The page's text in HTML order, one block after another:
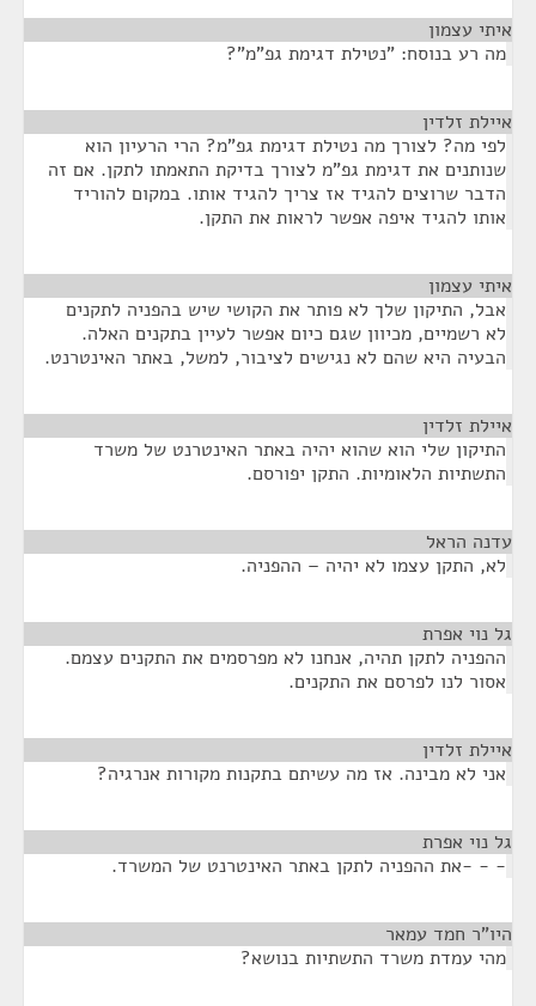
איתי עצמון
מה רע בנוסח: "נטילת דגימת גפ"מ"?
איילת זלדין
לפי מה? לצורך מה נטילת דגימת גפ"מ? הרי הרעיון הוא
שנותנים את דגימת גפ"מ לצורך בדיקת התאמתו לתקן. אם זה
הדבר שרוצים להגיד אז צריך להגיד אותו. במקום להוריד
אותו להגיד איפה אפשר לראות את התקן.
איתי עצמון
אבל, התיקון שלך לא פותר את הקושי שיש בהפניה לתקנים
לא רשמיים, מכיוון שגם כיום אפשר לעיין בתקנים האלה.
הבעיה היא שהם לא נגישים לציבור, למשל, באתר האינטרנט.
איילת זלדין
התיקון שלי הוא שהוא יהיה באתר האינטרנט של משרד
התשתיות הלאומיות. התקן יפורסם.
עדנה הראל
לא, התקן עצמו לא יהיה – ההפניה.
גל נוי אפרת
ההפניה לתקן תהיה, אנחנו לא מפרסמים את התקנים עצמם.
אסור לנו לפרסם את התקנים.
איילת זלדין
אני לא מבינה. אז מה עשיתם בתקנות מקורות אנרגיה?
גל נוי אפרת
- - -את ההפניה לתקן באתר האינטרנט של המשרד.
היו"ר חמד עמאר
מהי עמדת משרד התשתיות בנושא?